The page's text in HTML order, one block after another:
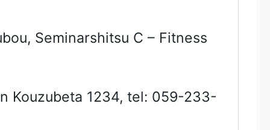
Seminarshitsu C – Fitness
1234, tel: 059-233-